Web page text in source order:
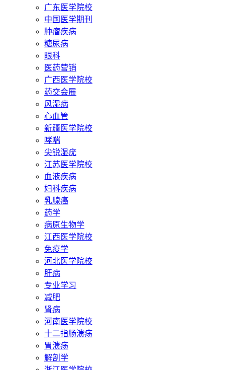
广东医学院校
中国医学期刊
肿瘤疾病
糖尿病
眼科
医药营销
广西医学院校
药交会展
风湿病
心血管
新疆医学院校
哮喘
尖锐湿疣
江苏医学院校
血液疾病
妇科疾病
乳腺癌
药学
病原生物学
江西医学院校
免疫学
河北医学院校
肝病
专业学习
减肥
肾病
河南医学院校
十二指肠溃疡
胃溃疡
解剖学